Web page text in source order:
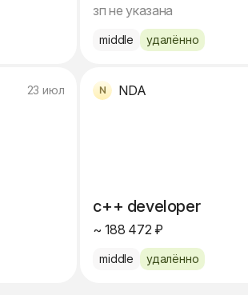
зп не указана
middle удалённо
23 июл NDA
c++ developer
~ 188 472 ₽
middle удалённо